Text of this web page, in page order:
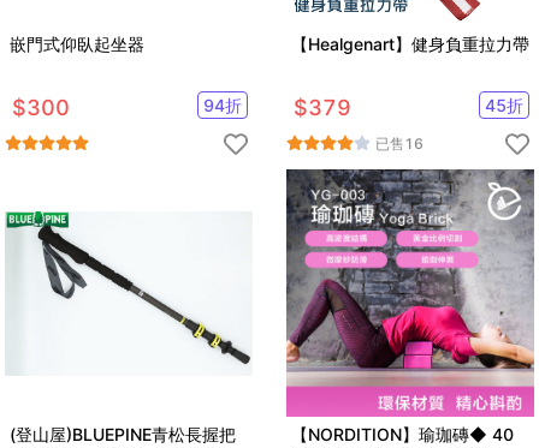
嵌門式仰臥起坐器
$300 94折
【Healgenart】健身負重拉力帶
$379 45折
已售 16
(登山屋)BLUEPINE青松長握把
【NORDITION】瑜珈磚◆ 40